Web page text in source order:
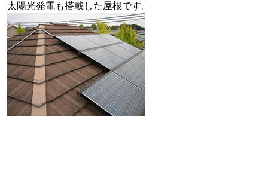
太陽光発電も搭載した屋根です。